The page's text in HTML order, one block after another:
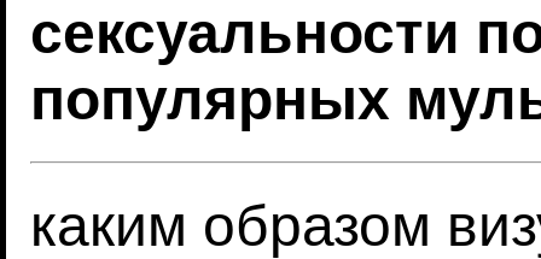
сексуальности
популярных
каким образом